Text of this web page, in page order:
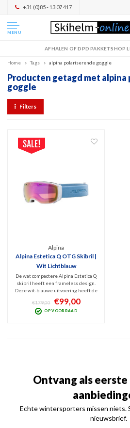
+31 (0)85 - 13 07 417
MENU
AFHALEN OF DPD PAKKETSHOP
Home Tags alpina polariserende goggle
Producten getagd met alpina
goggle
Filters
Alpina
Alpina Estetica Q OTG Skibril |
Wit Lichtblauw
De wat compactere Alpina Estetica Q
skibril heeft een frameless design.
Deze wit-blauwe uitvoering heeft de
luxe, polariserende Quatroflex
spiegellens (Categorie 2) tegen
schitteringen en schadelijk UV, een
€179,00 €99,00
OP VOORRAAD
Ontvang als
Echte wintersporters missen niets.
nieuwsbrief.